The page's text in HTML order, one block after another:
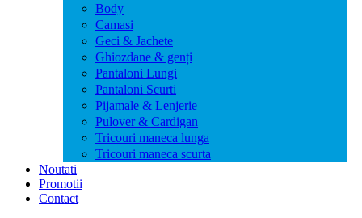
Body
Camasi
Geci & Jachete
Ghiozdane & genți
Pantaloni Lungi
Pantaloni Scurti
Pijamale & Lenjerie
Pulover & Cardigan
Tricouri maneca lunga
Tricouri maneca scurta
Noutati
Promotii
Contact